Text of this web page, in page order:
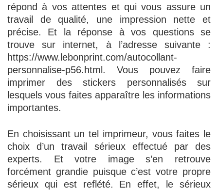
répond à vos attentes et qui vous assure un
travail de qualité, une impression nette et
précise. Et la réponse à vos questions se
trouve sur internet, à l’adresse suivante :
https://www.lebonprint.com/autocollant-
personnalise-p56.html. Vous pouvez faire
imprimer des stickers personnalisés sur
lesquels vous faites apparaître les informations
importantes.
En choisissant un tel imprimeur, vous faites le
choix d’un travail sérieux effectué par des
experts. Et votre image s’en retrouve
forcément grandie puisque c’est votre propre
sérieux qui est reflété. En effet, le sérieux